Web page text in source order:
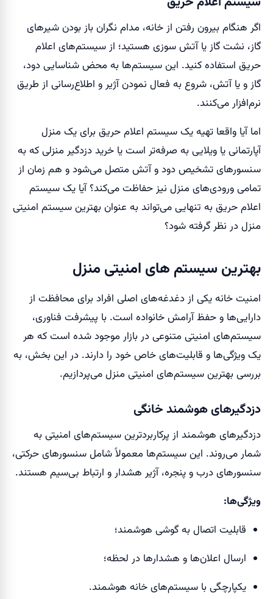
اگر هنگام بیرون رفتن از خانه، مدام نگران باز بودن شیر‌های
گاز، نشت گاز یا آتش سوزی هستید؛ از سیستم‌های اعلام
حریق استفاده کنید. این سیستم‌ها به محض شناسایی دود،
گاز و یا آتش، شروع به فعال نمودن آژیر و اطلاع‌رسانی از طریق
نرم‌افزار می‌کنند.
اما آیا واقعا تهیه یک سیستم اعلام حریق برای یک منزل
آپارتمانی یا ویلایی به صرفه‌تر است یا خرید دزدگیر منزلی که به
سنسور‌های تشخیص دود و آتش متصل می‌شود و هم زمان از
تمامی ورودی‌های منزل نیز حفاظت می‌کند؟ آیا یک سیستم
اعلام حریق به تنهایی می‌تواند به عنوان بهترین سیستم امنیتی
منزل در نظر گرفته شود؟
بهترین سیستم های امنیتی منزل
امنیت خانه یکی از دغدغه‌های اصلی افراد برای محافظت از
دارایی‌ها و حفظ آرامش خانواده است. با پیشرفت فناوری،
سیستم‌های امنیتی متنوعی در بازار موجود شده است که هر
یک ویژگی‌ها و قابلیت‌های خاص خود را دارند. در این بخش، به
بررسی بهترین سیستم‌های امنیتی منزل می‌پردازیم.
دزدگیرهای هوشمند خانگی
دزدگیرهای هوشمند از پرکاربردترین سیستم‌های امنیتی به
شمار می‌روند. این سیستم‌ها معمولاً شامل سنسورهای حرکتی،
سنسورهای درب و پنجره، آژیر هشدار و ارتباط بی‌سیم هستند.
ویژگی‌ها:
قابلیت اتصال به گوشی هوشمند؛
ارسال اعلان‌ها و هشدارها در لحظه؛
یکپارچگی با سیستم‌های خانه هوشمند.